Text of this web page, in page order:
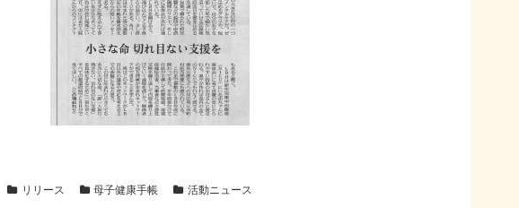
リリース 母子健康手帳 活動ニュース